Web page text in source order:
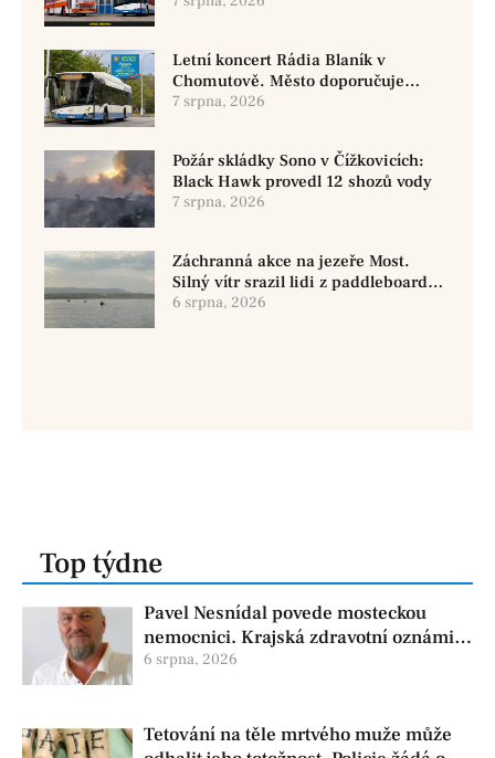
Letní koncert Rádia Blaník v
Chomutově. Město doporučuje
využít MHD
7 srpna, 2026
Požár skládky Sono v Čížkovicích:
Black Hawk provedl 12 shozů vody
7 srpna, 2026
Záchranná akce na jezeře Most.
Silný vítr srazil lidi z paddleboardů,
dvě osoby se pohřešují
6 srpna, 2026
Top týdne
Pavel Nesnídal povede mosteckou
nemocnici. Krajská zdravotní oznámila
změnu ve vedení
6 srpna, 2026
Tetování na těle mrtvého muže může